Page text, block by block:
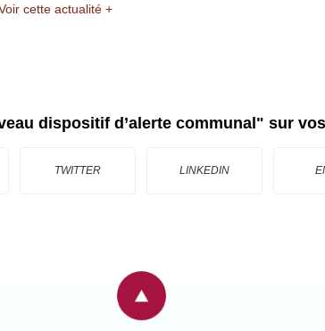
cette actualité +
dispositif d’alerte communal" sur
TWITTER LINKEDIN